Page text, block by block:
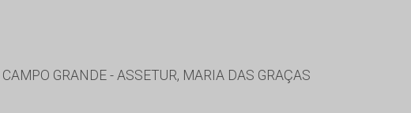
GRANDE - ASSETUR, MARIA DAS GRAÇAS